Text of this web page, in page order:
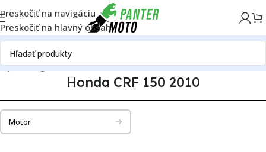
Preskočiť na navigáciu
Preskočiť na hlavný obsah
Katalóg motoriekHondaHonda CRF 150Honda CRF 150 2010
Honda CRF 150 2010
Motor